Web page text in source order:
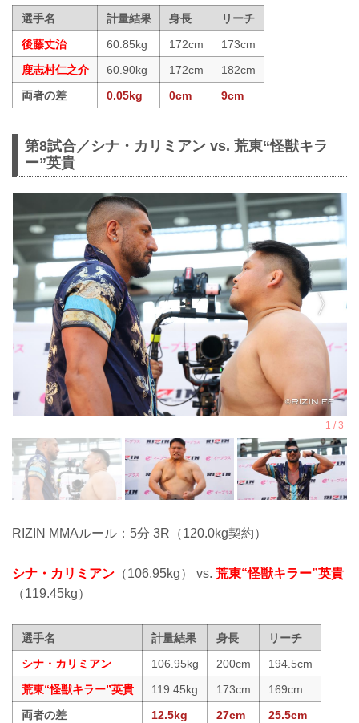
選手名 計量結果 身長
リーチ
後藤丈治
60.85kg 172cm
173cm
鹿志村仁之介
60.90kg 172cm
182cm
両者の差
0.05kg 0cm 9cm
第8試合／シナ・カリミアン vs. 荒東“怪獣キラ
ー”英貴
RIZIN MMAルール：5分 3R（120.0kg契約）
シナ・カリミアン （106.95kg） vs. 荒東“怪獣キラー”英貴
（119.45kg）
選手名 計量結果 身長
リーチ
シナ・カリミアン
106.95kg 200cm
194.5cm
荒東“怪獣キラー”英貴
119.45kg 173cm
169cm
両者の差
12.5kg 27cm 25.5cm